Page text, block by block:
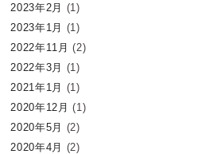
2023年2月 (1)
2023年1月 (1)
2022年11月 (2)
2022年3月 (1)
2021年1月 (1)
2020年12月 (1)
2020年5月 (2)
2020年4月 (2)